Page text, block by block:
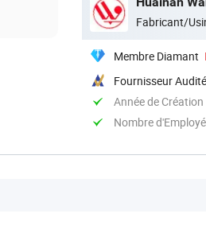
Fabricant/
Membre Diamant
Fournisseur Audité
Année de Création
Nombre